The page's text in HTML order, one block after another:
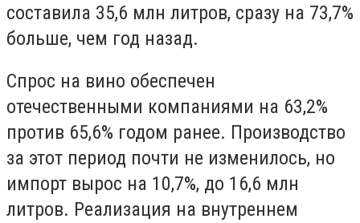
составила 35,6 млн литров, сразу на 73,7%
больше, чем год назад.
Спрос на вино обеспечен
отечественными компаниями на 63,2%
против 65,6% годом ранее. Производство
за этот период почти не изменилось, но
импорт вырос на 10,7%, до 16,6 млн
литров. Реализация на внутреннем